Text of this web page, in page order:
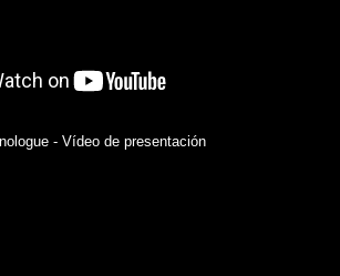
- Vídeo de presentación